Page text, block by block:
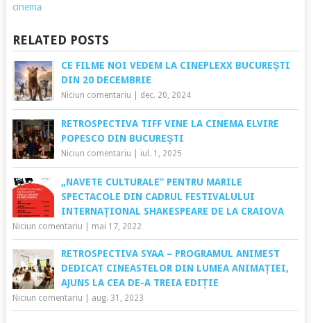
cinema
RELATED POSTS
CE FILME NOI VEDEM LA CINEPLEXX BUCUREȘTI
DIN 20 DECEMBRIE
Niciun comentariu dec. 20, 2024
RETROSPECTIVA TIFF VINE LA CINEMA ELVIRE
POPESCO DIN BUCUREȘTI
Niciun comentariu iul. 1, 2025
„NAVETE CULTURALE” PENTRU MARILE
SPECTACOLE DIN CADRUL FESTIVALULUI
INTERNAȚIONAL SHAKESPEARE DE LA CRAIOVA
Niciun comentariu mai 17, 2022
RETROSPECTIVA SYAA – PROGRAMUL ANIMEST
DEDICAT CINEASTELOR DIN LUMEA ANIMAȚIEI,
AJUNS LA CEA DE-A TREIA EDIȚIE
Niciun comentariu aug. 31, 2023